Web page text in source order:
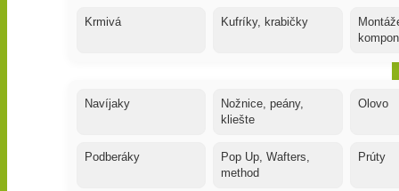
Krmivá Kufríky, krabičky
Navíjaky
Nožnice, peány,
kliešte
Olovo
Podberáky
Pop Up, Wafters,
method
Prúty